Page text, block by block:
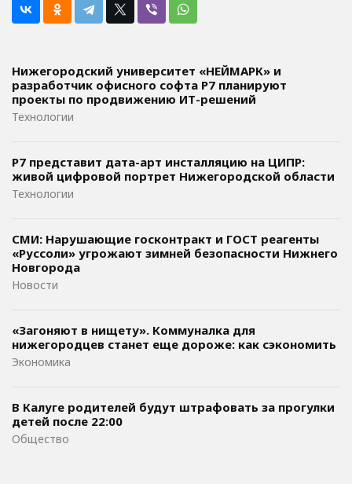
Нижегородский университет «НЕЙМАРК» и
разработчик офисного софта P7 планируют
проекты по продвижению ИТ-решений
Технологии
Р7 представит дата-арт инсталляцию на ЦИПР:
живой цифровой портрет Нижегородской области
Технологии
СМИ: Нарушающие госконтракт и ГОСТ реагенты
«Руссоли» угрожают зимней безопасности Нижнего
Новгорода
Новости
«Загоняют в нищету». Коммуналка для
нижегородцев станет еще дороже: как сэкономить
Экономика
В Калуге родителей будут штрафовать за прогулки
детей после 22:00
Общество